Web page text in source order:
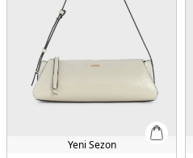
Yeni Sezon